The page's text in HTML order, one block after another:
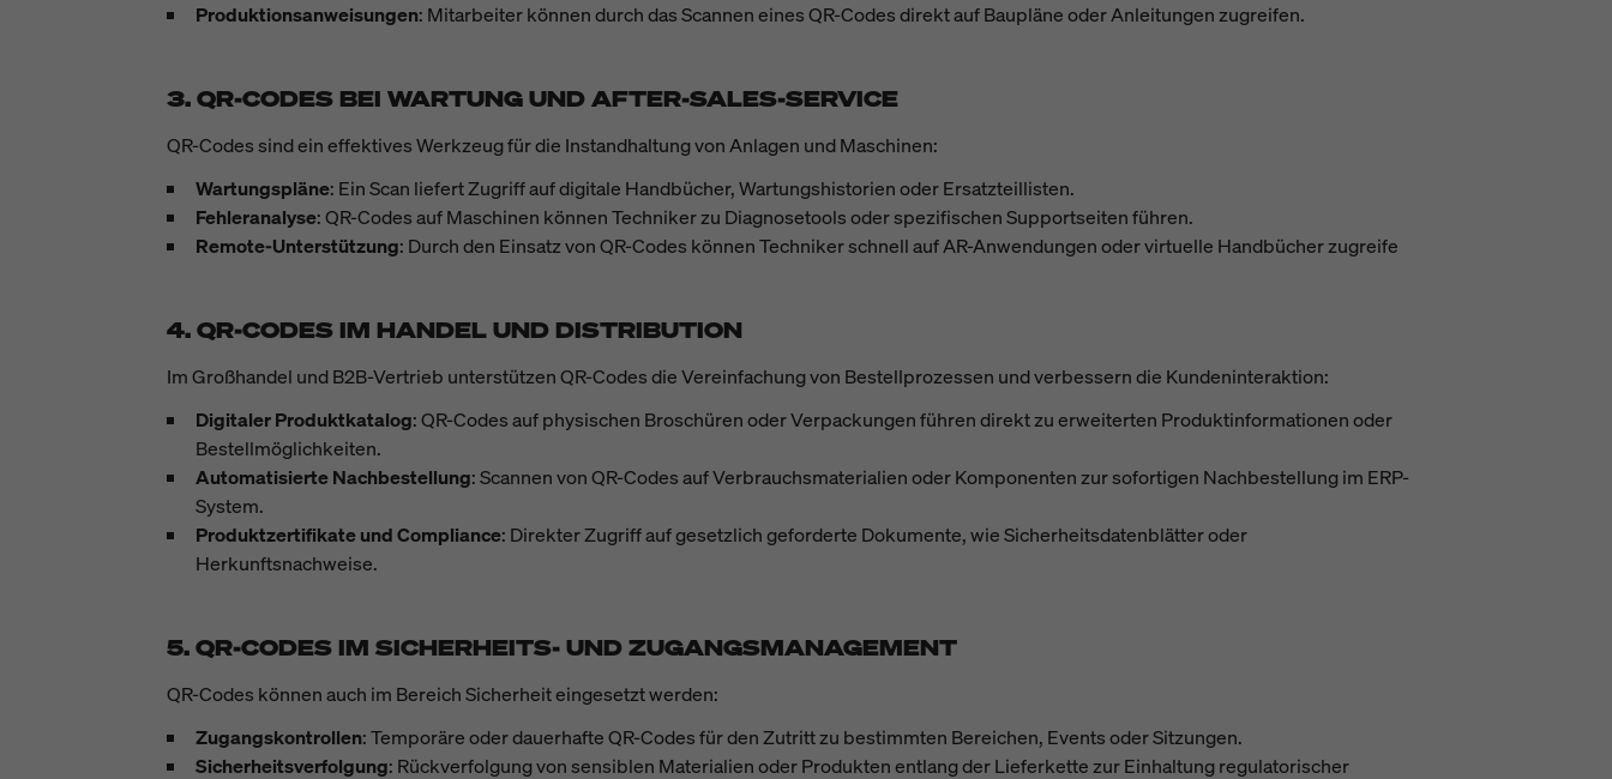
Produktionsanweisungen: Mitarbeiter können durch das Scannen eines QR-Codes direkt auf Baupläne oder Anleitungen zugreifen.
3. QR-CODES BEI WARTUNG UND AFTER-SALES-SERVICE
QR-Codes sind ein effektives Werkzeug für die Instandhaltung von Anlagen und Maschinen:
Wartungspläne: Ein Scan liefert Zugriff auf digitale Handbücher, Wartungshistorien oder Ersatzteillisten.
Fehleranalyse: QR-Codes auf Maschinen können Techniker zu Diagnosetools oder spezifischen Supportseiten führen.
Remote-Unterstützung: Durch den Einsatz von QR-Codes können Techniker schnell auf AR-Anwendungen oder virtuelle Handbücher zugreife
4. QR-CODES IM HANDEL UND DISTRIBUTION
Im Großhandel und B2B-Vertrieb unterstützen QR-Codes die Vereinfachung von Bestellprozessen und verbessern die Kundeninteraktion:
Digitaler Produktkatalog: QR-Codes auf physischen Broschüren oder Verpackungen führen direkt zu erweiterten Produktinformationen oder
Bestellmöglichkeiten.
Automatisierte Nachbestellung: Scannen von QR-Codes auf Verbrauchsmaterialien oder Komponenten zur sofortigen Nachbestellung im ERP-
System.
Produktzertifikate und Compliance: Direkter Zugriff auf gesetzlich geforderte Dokumente, wie Sicherheitsdatenblätter oder
Herkunftsnachweise.
5. QR-CODES IM SICHERHEITS- UND ZUGANGSMANAGEMENT
QR-Codes können auch im Bereich Sicherheit eingesetzt werden:
Zugangskontrollen: Temporäre oder dauerhafte QR-Codes für den Zutritt zu bestimmten Bereichen, Events oder Sitzungen.
Sicherheitsverfolgung: Rückverfolgung von sensiblen Materialien oder Produkten entlang der Lieferkette zur Einhaltung regulatorischer